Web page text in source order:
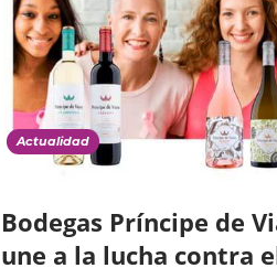
Actualidad
Bodegas Príncipe de
une a la lucha contra